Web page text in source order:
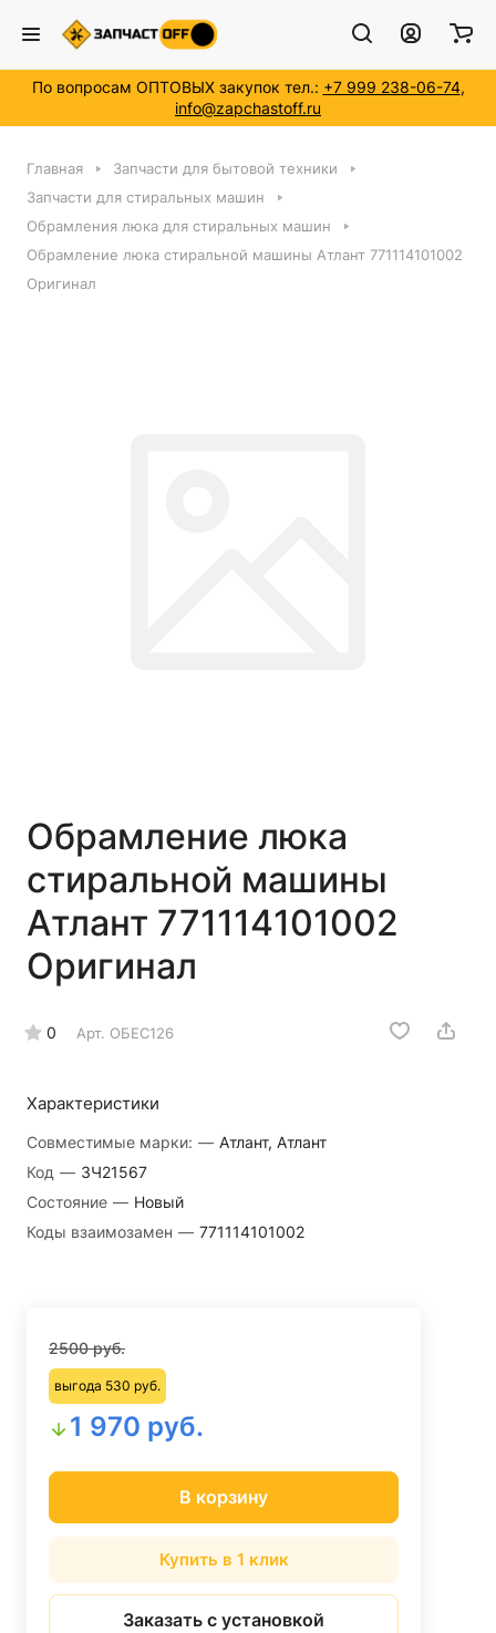
По вопросам ОПТОВЫХ закупок тел.: +7 999 238-06-74,
info@zapchastoff.ru
Главная
Запчасти для бытовой техники
Запчасти для стиральных машин
Обрамления люка для стиральных машин
Обрамление люка стиральной машины Атлант 771114101002
Оригинал
Обрамление люка
стиральной машины
Атлант 771114101002
Оригинал
0 Арт. ОБЕС126
Характеристики
Совместимые марки: — Атлант, Атлант
Код — ЗЧ21567
Состояние — Новый
Коды взаимозамен — 771114101002
2500 руб.
выгода 530 руб.
1 970 руб.
В корзину
Купить в 1 клик
Заказать с установкой